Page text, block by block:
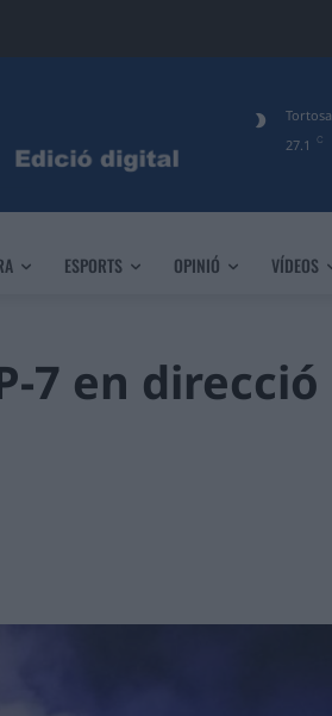
27.1 C
Tortosa
ESPORTS OPINIÓ VÍDEOS
7 en direcció